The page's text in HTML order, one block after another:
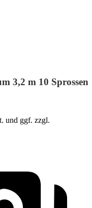
3,2 m 10 Sprossen
und ggf. zzgl.